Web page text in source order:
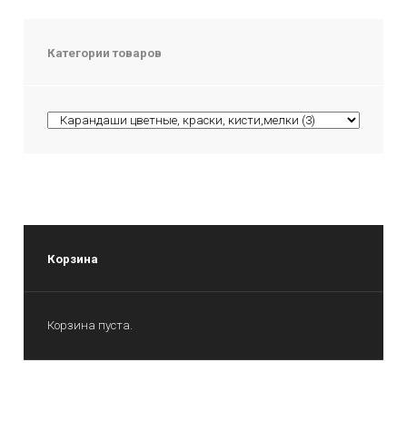
Категории товаров
Корзина
Корзина пуста.